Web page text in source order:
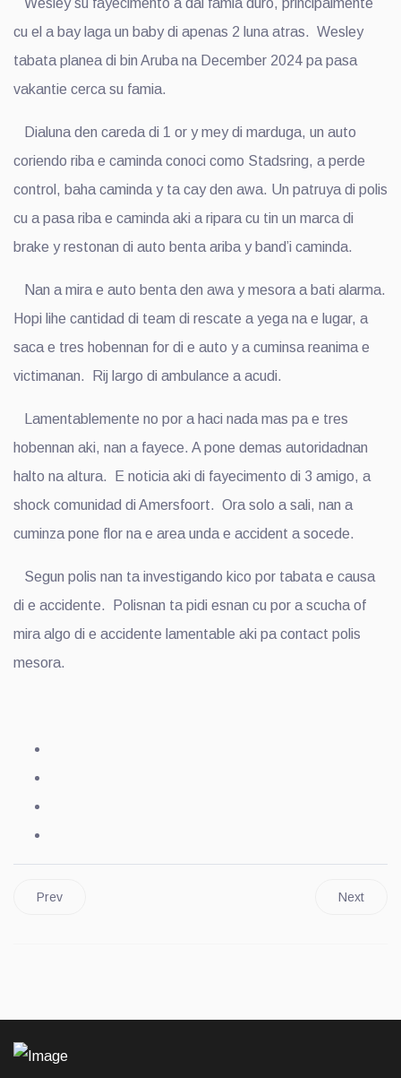
cu el a bay laga un baby di apenas 2 luna atras. Wesley
tabata planea di bin Aruba na December 2024 pa pasa
vakantie cerca su famia.
Dialuna den careda di 1 or y mey di marduga, un auto
coriendo riba e caminda conoci como Stadsring, a perde
control, baha caminda y ta cay den awa. Un patruya di polis
cu a pasa riba e caminda aki a ripara cu tin un marca di
brake y restonan di auto benta ariba y band’i caminda.
Nan a mira e auto benta den awa y mesora a bati alarma.
Hopi lihe cantidad di team di rescate a yega na e lugar, a
saca e tres hobennan for di e auto y a cuminsa reanima e
victimanan. Rij largo di ambulance a acudi.
Lamentablemente no por a haci nada mas pa e tres
hobennan aki, nan a fayece. A pone demas autoridadnan
halto na altura. E noticia aki di fayecimento di 3 amigo, a
shock comunidad di Amersfoort. Ora solo a sali, nan a
cuminza pone flor na e area unda e accident a socede.
Segun polis nan ta investigando kico por tabata e causa
di e accidente. Polisnan ta pidi esnan cu por a scucha of
mira algo di e accidente lamentable aki pa contact polis
mesora.
Prev Next